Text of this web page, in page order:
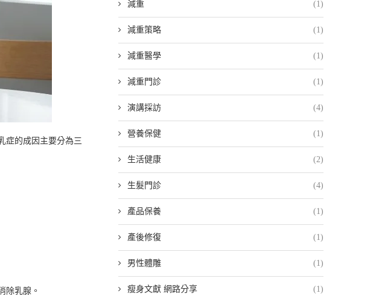
症的成因主要分為三
除乳腺。
減重 (1)
減重策略 (1)
減重醫學 (1)
減重門診 (1)
演講採訪 (4)
營養保健 (1)
生活健康 (2)
生髮門診 (4)
產品保養 (1)
產後修復 (1)
男性體雕 (1)
瘦身文獻 網路分享 (1)